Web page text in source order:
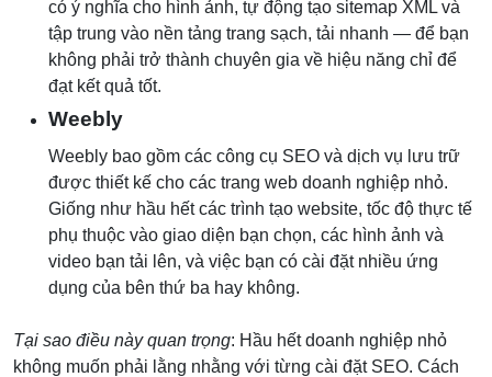
có ý nghĩa cho hình ảnh, tự động tạo sitemap XML và
tập trung vào nền tảng trang sạch, tải nhanh — để bạn
không phải trở thành chuyên gia về hiệu năng chỉ để
đạt kết quả tốt.
Weebly
Weebly bao gồm các công cụ SEO và dịch vụ lưu trữ
được thiết kế cho các trang web doanh nghiệp nhỏ.
Giống như hầu hết các trình tạo website, tốc độ thực tế
phụ thuộc vào giao diện bạn chọn, các hình ảnh và
video bạn tải lên, và việc bạn có cài đặt nhiều ứng
dụng của bên thứ ba hay không.
Tại sao điều này quan trọng: Hầu hết doanh nghiệp nhỏ
không muốn phải lằng nhằng với từng cài đặt SEO. Cách